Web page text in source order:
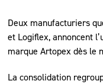
Deux manufacturiers
et Logiflex, annoncent
marque Artopex dès le
La consolidation